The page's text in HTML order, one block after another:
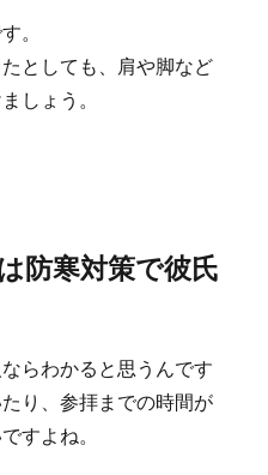
。
としても、肩や脚など
しょう。
防寒対策で彼氏
らわかると思うんです
り、参拝までの時間が
すよね。